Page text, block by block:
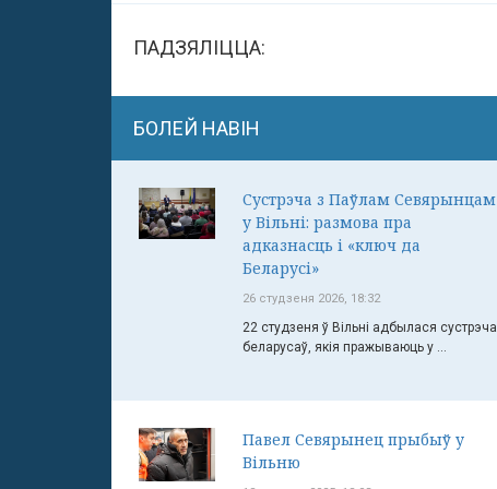
ПАДЗЯЛІЦЦА:
БОЛЕЙ НАВІН
Сустрэча з Паўлам Севярынцам
у Вільні: размова пра
адказнасць і «ключ да
Беларусі»
26 студзеня 2026, 18:32
22 студзеня ў Вільні адбылася сустрэча
беларусаў, якія пражываюць у ...
Павел Севярынец прыбыў у
Вільню